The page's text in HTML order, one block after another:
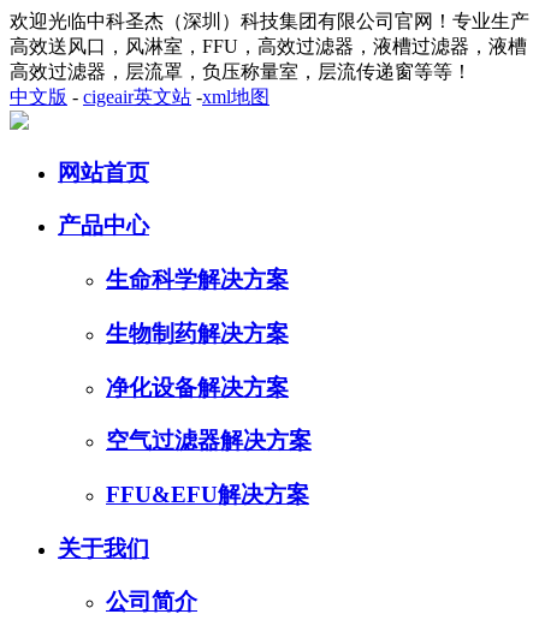
欢迎光临中科圣杰（深圳）科技集团有限公司官网！专业生产
高效送风口，风淋室，FFU，高效过滤器，液槽过滤器，液槽
高效过滤器，层流罩，负压称量室，层流传递窗等等！
中文版 - cigeair英文站 -xml地图
网站首页
产品中心
生命科学解决方案
生物制药解决方案
净化设备解决方案
空气过滤器解决方案
FFU&EFU解决方案
关于我们
公司简介